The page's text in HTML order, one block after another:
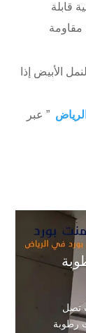
قابلة
مقاومة
الأبيض إذا
” عبر
تصل
رطوبة